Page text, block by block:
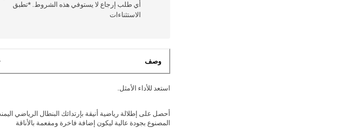
أي طلب إرجاع لا يستوفي هذه الشروط. *تطبق
الاستثناءات
وصف
استعد للأداء الأمثل.
أحصل على إطلالة رياضية أنيقة بإرتدائك البنطال الرياضي
المصنوع بجودة عالية ليكون إضافة فاخرة ومفعمة بالأناقة